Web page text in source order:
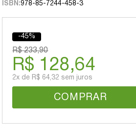
ISBN:978-85-7244-458-3
-45%
R$ 233,90
R$ 128,64
2x de R$ 64,32 sem juros
COMPRAR